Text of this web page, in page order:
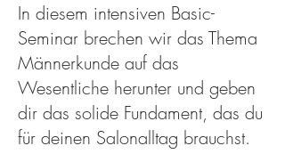
In diesem intensiven Basic-
Seminar brechen wir das Thema
Männerkunde auf das
Wesentliche herunter und geben
dir das solide Fundament, das du
für deinen Salonalltag brauchst.